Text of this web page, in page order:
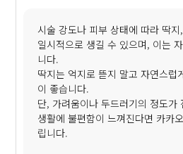
시술 강도나 피부 상태에 따라 딱
일시적으로 생길 수 있으며, 이는
니다.
딱지는 억지로 뜯지 말고 자연스럽
이 좋습니다.
단, 가려움이나 두드러기의 정도가
생활에 불편함이 느껴진다면 카카
립니다.